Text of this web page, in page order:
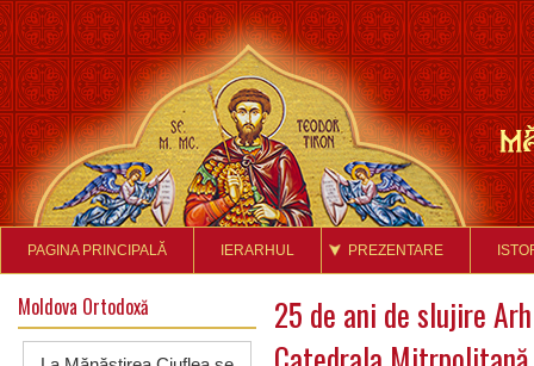
PAGINA PRINCIPALĂ IERARHUL PREZENTARE
Moldova Ortodoxă
25 de ani de slujire